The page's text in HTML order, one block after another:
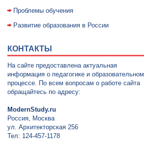
Проблемы обучения
Развитие образования в России
КОНТАКТЫ
На сайте предоставлена актуальная
информация о педагогике и образовательном
процессе. По всем вопросам о работе сайта
обращайтесь по адресу:
ModernStudy.ru
Россия, Москва
ул. Архитекторская 256
Тел: 124-457-1178